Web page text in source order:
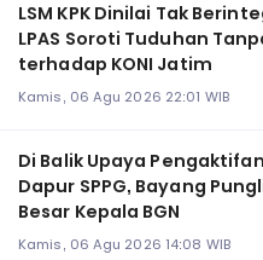
LSM KPK Dinilai Tak
LPAS Soroti Tuduhan
terhadap KONI Jatim
Kamis, 06 Agu 2026 22:01 WIB
Di Balik Upaya
Dapur SPPG, Bayang
Besar Kepala BGN
Kamis, 06 Agu 2026 14:08 WIB